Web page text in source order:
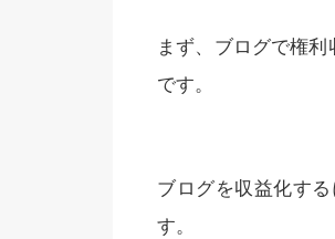
まず、ブログで権
です。
ブログを収益化す
す。